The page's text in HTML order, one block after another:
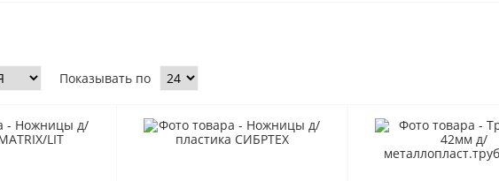
САМОРЕЗЫ ВЕСОВЫЕ
Замки навесные
Показать все
Показать все
Показывать по